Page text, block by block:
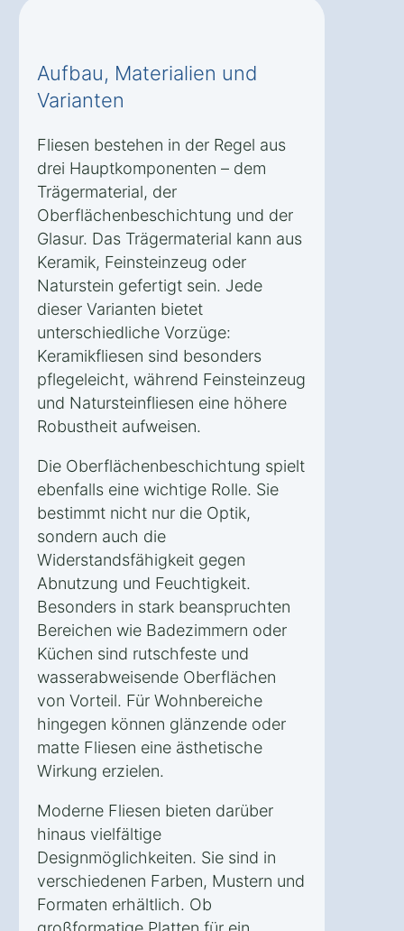
Aufbau, Materialien und
Varianten
Fliesen bestehen in der Regel aus
drei Hauptkomponenten – dem
Trägermaterial, der
Oberflächenbeschichtung und der
Glasur. Das Trägermaterial kann aus
Keramik, Feinsteinzeug oder
Naturstein gefertigt sein. Jede
dieser Varianten bietet
unterschiedliche Vorzüge:
Keramikfliesen sind besonders
pflegeleicht, während Feinsteinzeug
und Natursteinfliesen eine höhere
Robustheit aufweisen.
Die Oberflächenbeschichtung spielt
ebenfalls eine wichtige Rolle. Sie
bestimmt nicht nur die Optik,
sondern auch die
Widerstandsfähigkeit gegen
Abnutzung und Feuchtigkeit.
Besonders in stark beanspruchten
Bereichen wie Badezimmern oder
Küchen sind rutschfeste und
wasserabweisende Oberflächen
von Vorteil. Für Wohnbereiche
hingegen können glänzende oder
matte Fliesen eine ästhetische
Wirkung erzielen.
Moderne Fliesen bieten darüber
hinaus vielfältige
Designmöglichkeiten. Sie sind in
verschiedenen Farben, Mustern und
Formaten erhältlich. Ob